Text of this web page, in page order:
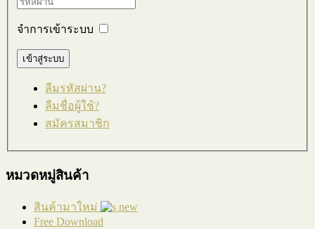
จำการเข้าระบบ
ลืมรหัสผ่าน?
ลืมชื่อผู้ใช้?
สมัครสมาชิก
หมวดหมู่สินค้า
สินค้ามาใหม่
Free Download